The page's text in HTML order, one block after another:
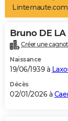
Alimentation
Guide de la santé
Maladies
Médicaments
Sommeil
VOYAGE
PHOTO
GUIDES D'ACHAT
BONS PLANS
CARTE DE VOEUX
Linternaute.com
Bruno DE LA
Créer une
Naissance
19/06/1939 à
Décès
02/01/2026 à